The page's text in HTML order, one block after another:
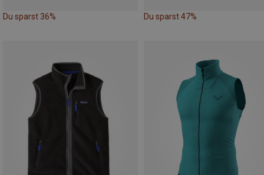
Du sparst 36% Du sparst 47%